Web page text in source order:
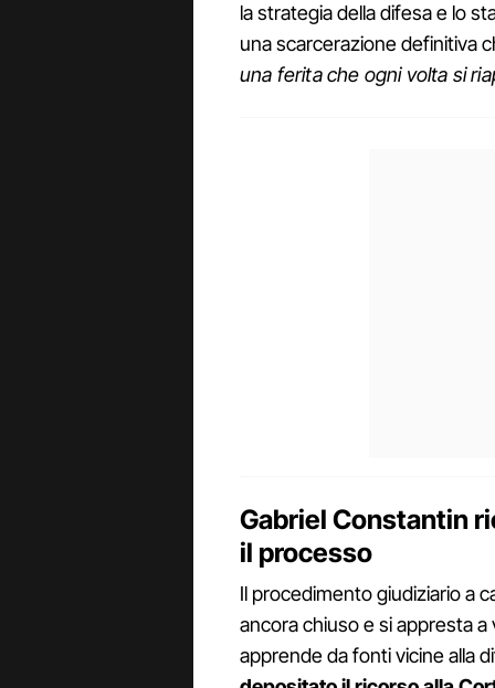
la strategia della difesa e lo
una scarcerazione definitiva
una ferita che ogni volta si
Gabriel Constantin
il processo
Il procedimento giudiziario a
ancora chiuso e si appresta
apprende da fonti vicine alla